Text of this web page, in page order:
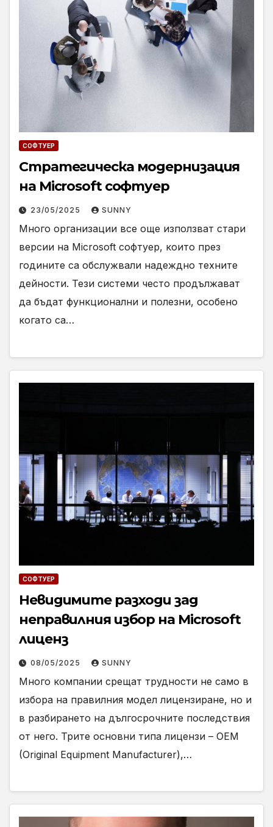
СОФТУЕР
Стратегическа модернизация
на Microsoft софтуер
23/05/2025 SUNNY
Много организации все още използват стари
версии на Microsoft софтуер, които през
годините са обслужвали надеждно техните
дейности. Тези системи често продължават
да бъдат функционални и полезни, особено
когато са…
СОФТУЕР
Невидимите разходи зад
неправилния избор на Microsoft
лиценз
08/05/2025 SUNNY
Много компании срещат трудности не само в
избора на правилния модел лицензиране, но и
в разбирането на дългосрочните последствия
от него. Трите основни типа лицензи – OEM
(Original Equipment Manufacturer),…